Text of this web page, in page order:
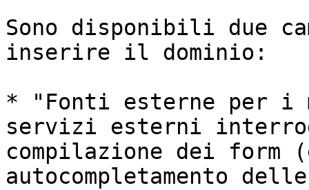
Sono disponibili due
inserire il dominio:
* "Fonti esterne per i
servizi esterni
compilazione dei form
autocompletamento